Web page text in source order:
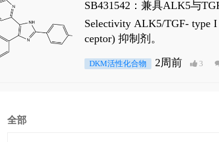
SB431542：兼具ALK5与
Selectivity ALK5/TGF- type
ceptor) 抑制剂。
DKM活性化合物 2周前 3
全部